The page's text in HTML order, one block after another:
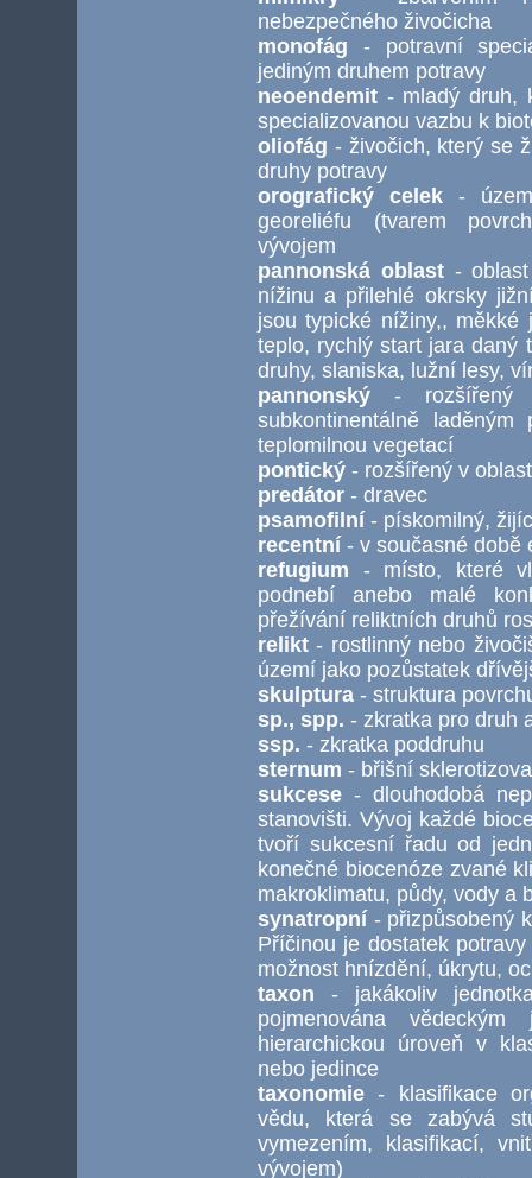
nebezpečného živočicha
monofág - potravní
jediným druhem potravy
neoendemit - mladý druh,
specializovanou vazbu k
oliofág - živočich, který se
druhy potravy
orografický celek- území
georeliéfu (tvarem
vývojem
pannonská oblast- oblast
nížinu a přilehlé okrsky
jsou typické nížiny,, měkké
teplo, rychlý start jara daný
druhy, slaniska, lužní lesy,
pannonský - rozšířený
subkontinentálně
teplomilnou vegetací
pontický - rozšířený v
predátor - dravec
psamofilní - pískomilný,
recentní - v současné době
refugium - místo, které
podnebí anebo malé
přežívání reliktních druhů
relikt - rostlinný nebo
území jako pozůstatek
skulptura - struktura
sp., spp. - zkratka pro druh
ssp. - zkratka poddruhu
sternum - břišní
sukcese - dlouhodobá
stanovišti. Vývoj každé
tvoří sukcesní řadu od
konečné biocenóze zvané
makroklimatu, půdy, vody a
synatropní - přizpůsobený
Příčinou je dostatek
možnost hnízdění, úkrytu,
taxon - jakákoliv
pojmenována
hierarchickou úroveň v
nebo jedince
taxonomie - klasifikace
vědu, která se zabývá
vymezením, klasifikací,
vývojem)